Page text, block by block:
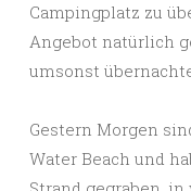
Campingplatz zu
Angebot natürlich
umsonst
Gestern Morgen
Water Beach und